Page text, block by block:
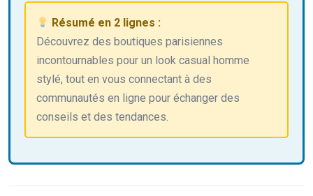
Résumé en 2 lignes :
Découvrez des boutiques parisiennes
incontournables pour un look casual homme
stylé, tout en vous connectant à des
communautés en ligne pour échanger des
conseils et des tendances.